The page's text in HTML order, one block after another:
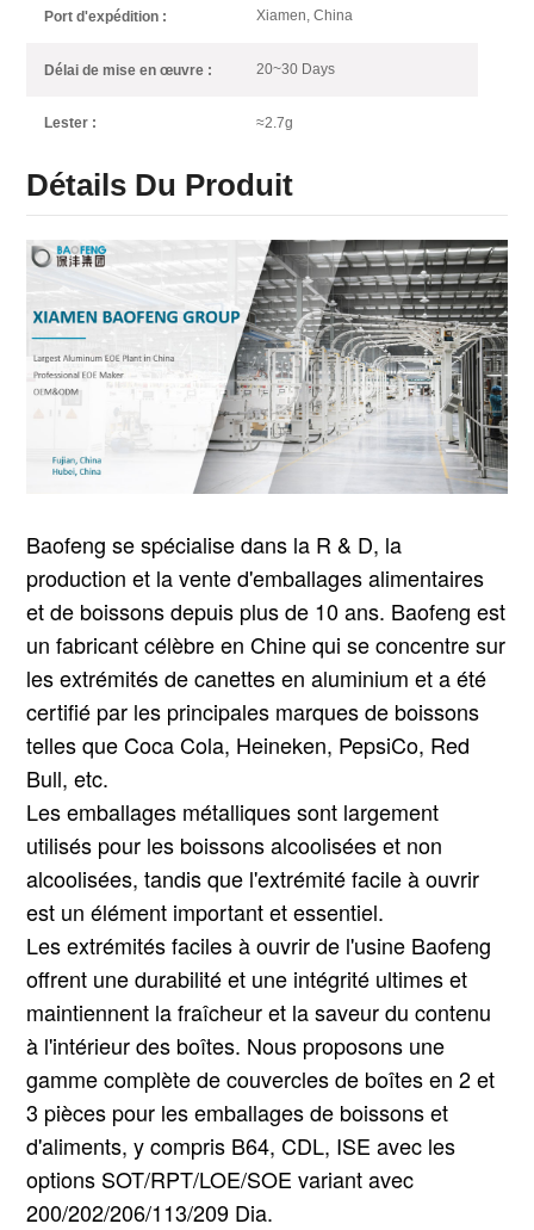
Port d'expédition : Xiamen, China
Délai de mise en œuvre : 20~30 Days
Lester : ≈2.7g
Détails Du Produit
Baofeng se spécialise dans la R & D, la
production et la vente d'emballages alimentaires
et de boissons depuis plus de 10 ans. Baofeng est
un fabricant célèbre en Chine qui se concentre sur
les extrémités de canettes en aluminium et a été
certifié par les principales marques de boissons
telles que Coca Cola, Heineken, PepsiCo, Red
Bull, etc.
Les emballages métalliques sont largement
utilisés pour les boissons alcoolisées et non
alcoolisées, tandis que l'extrémité facile à ouvrir
est un élément important et essentiel.
Les extrémités faciles à ouvrir de l'usine Baofeng
offrent une durabilité et une intégrité ultimes et
maintiennent la fraîcheur et la saveur du contenu
à l'intérieur des boîtes. Nous proposons une
gamme complète de couvercles de boîtes en 2 et
3 pièces pour les emballages de boissons et
d'aliments, y compris B64, CDL, ISE avec les
options SOT/RPT/LOE/SOE variant avec
200/202/206/113/209 Dia.